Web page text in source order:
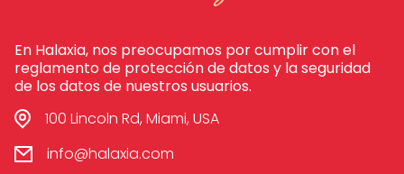
En Halaxia, nos preocupamos por cumplir con el
reglamento de protección de datos y la seguridad
de los datos de nuestros usuarios.
100 Lincoln Rd, Miami, USA
info@halaxia.com